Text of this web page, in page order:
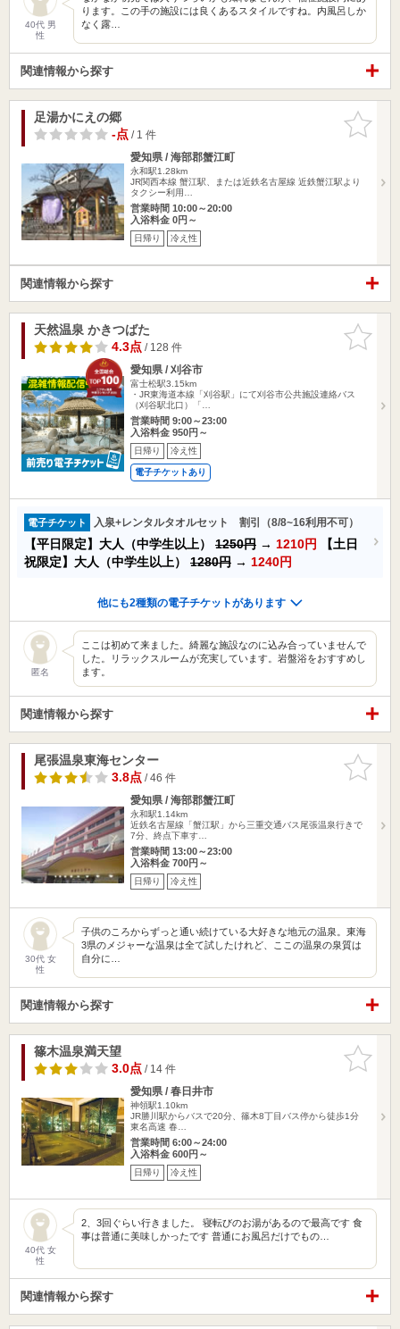
40代 男
性
ります。この手の施設には良くあるスタイルですね。内風呂しか
なく露…
関連情報から探す
お気に入
りに追加
足湯かにえの郷
-点/ 1 件
愛知県 / 海部郡蟹江町
永和駅1.28km
JR関西本線 蟹江駅、または近鉄名古屋線 近鉄蟹江駅より
タクシー利用…
営業時間 10:00～20:00
入浴料金 0円～
日帰り 冷え性
関連情報から探す
お気に入
りに追加
天然温泉 かきつばた
4.3点/ 128 件
愛知県 / 刈谷市
富士松駅3.15km
・JR東海道本線「刈谷駅」にて刈谷市公共施設連絡バス
（刈谷駅北口）「…
営業時間 9:00～23:00
入浴料金 950円～
日帰り 冷え性
電子チケットあり
電子チケット 入泉+レンタルタオルセット 割引（8/8~16利用不可）
【平日限定】大人（中学生以上） 1250円 → 1210円
【土日
祝限定】大人（中学生以上） 1280円 → 1240円
他にも2種類の電子チケットがあります
匿名
ここは初めて来ました。綺麗な施設なのに込み合っていませんで
した。リラックスルームが充実しています。岩盤浴をおすすめし
ます。
関連情報から探す
お気に入
りに追加
尾張温泉東海センター
3.8点/ 46 件
愛知県 / 海部郡蟹江町
永和駅1.14km
近鉄名古屋線「蟹江駅」から三重交通バス尾張温泉行きで
7分、終点下車す…
営業時間 13:00～23:00
入浴料金 700円～
日帰り 冷え性
30代 女
性
子供のころからずっと通い続けている大好きな地元の温泉。東海
3県のメジャーな温泉は全て試したけれど、ここの温泉の泉質は
自分に…
関連情報から探す
お気に入
りに追加
篠木温泉満天望
3.0点/ 14 件
愛知県 / 春日井市
神領駅1.10km
JR勝川駅からバスで20分、篠木8丁目バス停から徒歩1分
東名高速 春…
営業時間 6:00～24:00
入浴料金 600円～
日帰り 冷え性
40代 女
性
2、3回ぐらい行きました。 寝転びのお湯があるので最高です 食
事は普通に美味しかったです 普通にお風呂だけでもの…
関連情報から探す